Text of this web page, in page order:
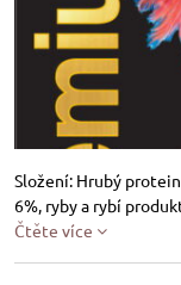
Složení: Hrubý
6%, ryby a rybí
Čtěte více